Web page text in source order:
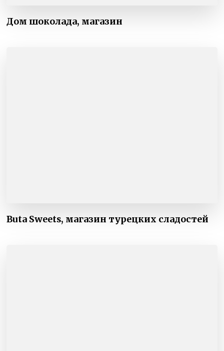
Дом шоколада, магазин
Buta Sweets, магазин турецких сладостей